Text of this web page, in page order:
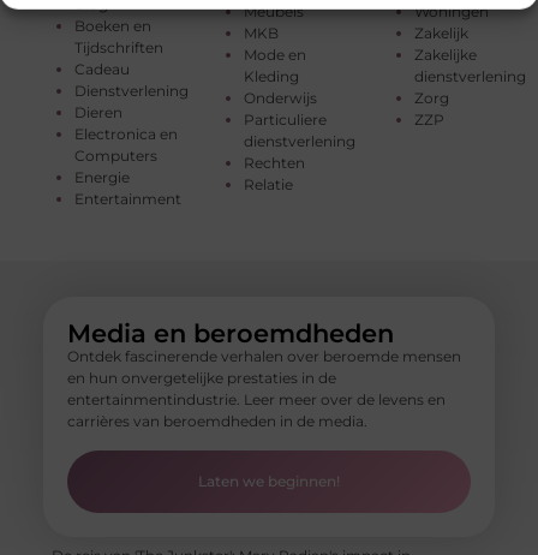
Boeken en
Tijdschriften
Cadeau
Dienstverlening
Dieren
Electronica en
Computers
Energie
Entertainment
Meubels
MKB
Mode en
Kleding
Onderwijs
Particuliere
dienstverlening
Rechten
Relatie
Woningen
Zakelijk
Zakelijke
dienstverlening
Zorg
ZZP
Media en beroemdheden
Ontdek fascinerende verhalen over beroemde mensen
en hun onvergetelijke prestaties in de
entertainmentindustrie. Leer meer over de levens en
carrières van beroemdheden in de media.
Laten we beginnen!